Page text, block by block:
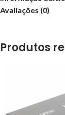
Avaliações (0)
Produtos